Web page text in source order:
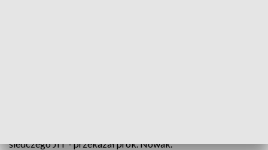
śledczego JIT - przekazał prok. Nowak.